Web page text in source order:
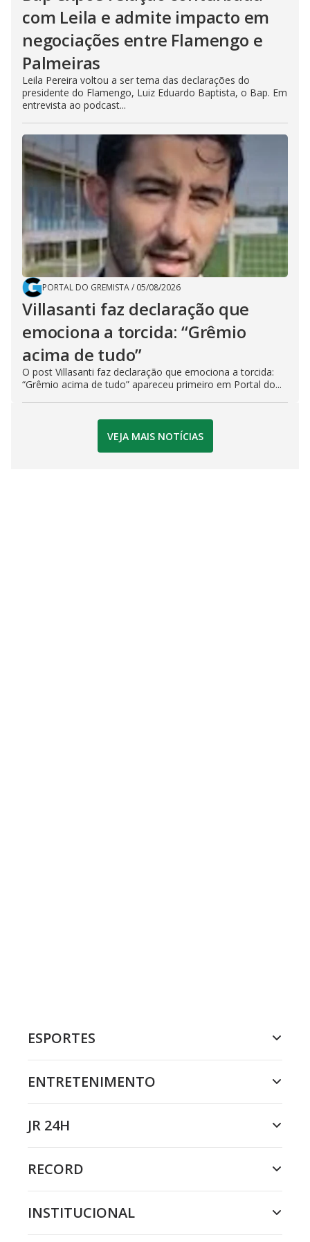
com Leila e admite impacto em
negociações entre Flamengo e
Palmeiras
Leila Pereira voltou a ser tema das declarações do
presidente do Flamengo, Luiz Eduardo Baptista, o Bap. Em
entrevista ao podcast...
PORTAL DO GREMISTA/ 05/08/2026
Villasanti faz declaração que
emociona a torcida: “Grêmio
acima de tudo”
O post Villasanti faz declaração que emociona a torcida:
“Grêmio acima de tudo” apareceu primeiro em Portal do...
VEJA MAIS NOTÍCIAS
ESPORTES
ENTRETENIMENTO
JR 24H
RECORD
INSTITUCIONAL